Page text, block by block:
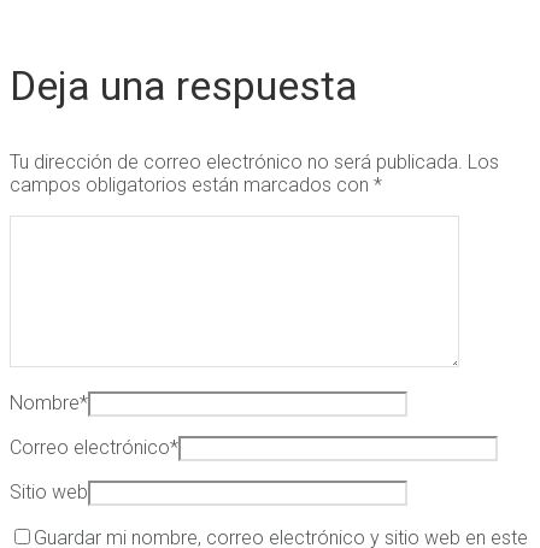
Deja una respuesta
Tu dirección de correo electrónico no será publicada. Los
campos obligatorios están marcados con *
Nombre*
Correo electrónico*
Sitio web
Guardar mi nombre, correo electrónico y sitio web en este